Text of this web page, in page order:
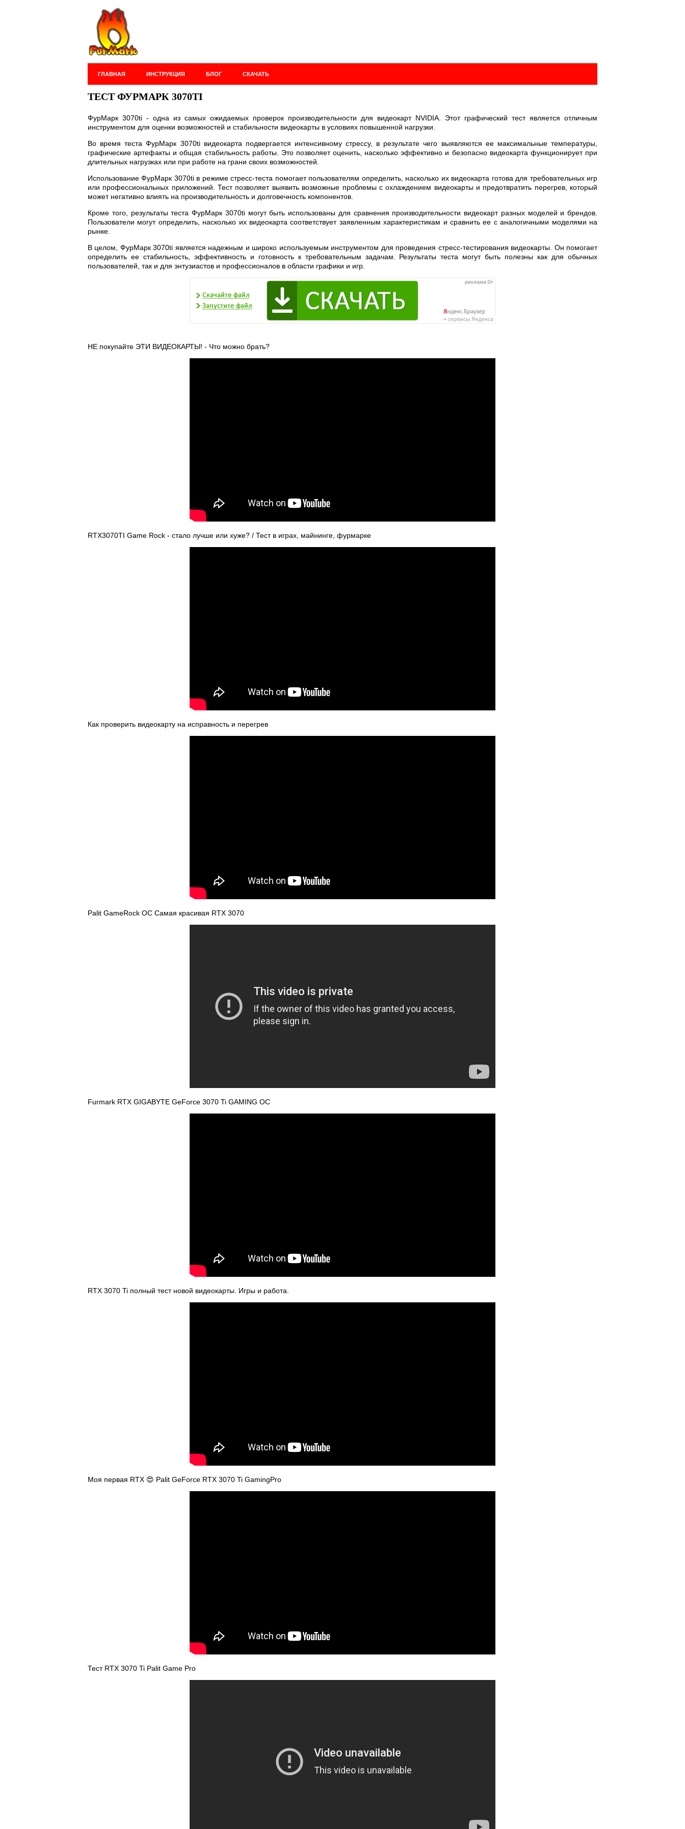
ГЛАВНАЯ ИНСТРУКЦИЯ БЛОГ СКАЧАТЬ
ТЕСТ ФУРМАРК 3070TI
ФурМарк 3070ti - одна из самых ожидаемых проверок производительности для видеокарт NVIDIA. Этот графический тест является отличным
инструментом для оценки возможностей и стабильности видеокарты в условиях повышенной нагрузки.
Во время теста ФурМарк 3070ti видеокарта подвергается интенсивному стрессу, в результате чего выявляются ее максимальные температуры,
графические артефакты и общая стабильность работы. Это позволяет оценить, насколько эффективно и безопасно видеокарта функционирует при
длительных нагрузках или при работе на грани своих возможностей.
Использование ФурМарк 3070ti в режиме стресс-теста помогает пользователям определить, насколько их видеокарта готова для требовательных игр
или профессиональных приложений. Тест позволяет выявить возможные проблемы с охлаждением видеокарты и предотвратить перегрев, который
может негативно влиять на производительность и долговечность компонентов.
Кроме того, результаты теста ФурМарк 3070ti могут быть использованы для сравнения производительности видеокарт разных моделей и брендов.
Пользователи могут определить, насколько их видеокарта соответствует заявленным характеристикам и сравнить ее с аналогичными моделями на
рынке.
В целом, ФурМарк 3070ti является надежным и широко используемым инструментом для проведения стресс-тестирования видеокарты. Он помогает
определить ее стабильность, эффективность и готовность к требовательным задачам. Результаты теста могут быть полезны как для обычных
пользователей, так и для энтузиастов и профессионалов в области графики и игр.
НЕ покупайте ЭТИ ВИДЕОКАРТЫ! - Что можно брать?
RTX3070TI Game Rock - стало лучше или хуже? / Тест в играх, майнинге, фурмарке
Как проверить видеокарту на исправность и перегрев
Palit GameRock OC Самая красивая RTX 3070
Furmark RTX GIGABYTE GeForce 3070 Ti GAMING OC
RTX 3070 Ti полный тест новой видеокарты. Игры и работа.
Моя первая RTX 😍 Palit GeForce RTX 3070 Ti GamingPro
Тест RTX 3070 Ti Palit Game Pro